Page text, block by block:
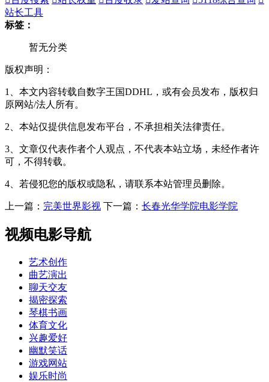
站长工具
标签：
暂无分类
版权声明：
1、本文内容转载自数字王国DDHL，或有会员发布，版权归
原网站/法人所有。
2、本站仅提供信息发布平台，不承担相关法律责任。
3、文章仅代表作者个人观点，不代表本站立场，未经作者许
可，不得转载。
4、若侵犯您的版权或隐私，请联系本站管理员删除。
上一篇： 完美世界影视 下一篇： 长春光华学院电影学院
视频电影导航
艺术创作
曲艺演出
聊天交友
揭密探索
琴棋书画
体育文化
兴趣爱好
幽默笑话
游戏网站
娱乐时尚